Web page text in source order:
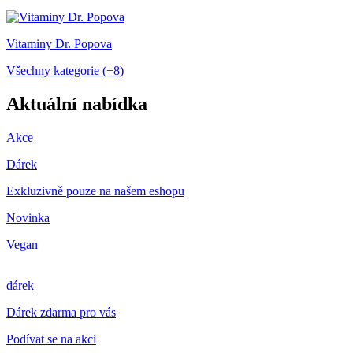
Vitaminy Dr. Popova
Všechny kategorie (+8)
Aktuální nabídka
Akce
Dárek
Exkluzivně pouze na našem eshopu
Novinka
Vegan
dárek
Dárek zdarma pro vás
Podívat se na akci